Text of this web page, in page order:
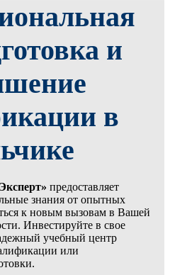
и
в
предоставляет
знания от опытных
к новым вызовам в Вашей
Инвестируйте в свое
учебный центр
или